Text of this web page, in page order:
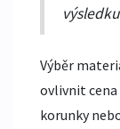
Výběr
ovlivnit
korunky